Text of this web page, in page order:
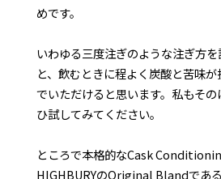
めです。
いわゆる三度注ぎのような注ぎ方
と、飲むときに程よく炭酸と苦味
でいただけると思います。私もそ
ひ試してみてください。
ところで本格的なCask
HIGHBURYのOriginal Blandであ